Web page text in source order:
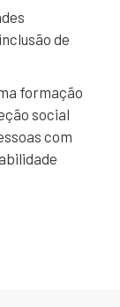
de
formação
social
com